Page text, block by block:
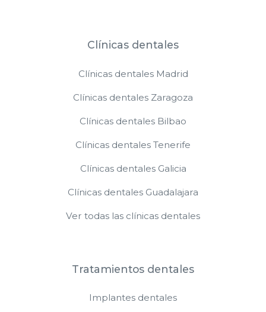
Clínicas dentales
Clínicas dentales Madrid
Clínicas dentales Zaragoza
Clínicas dentales Bilbao
Clínicas dentales Tenerife
Clínicas dentales Galicia
Clínicas dentales Guadalajara
Ver todas las clínicas dentales
Tratamientos dentales
Implantes dentales